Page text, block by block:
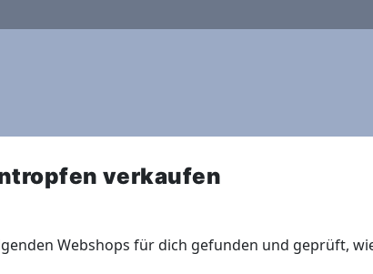
verkaufen
Webshops für dich gefunden und geprüft,